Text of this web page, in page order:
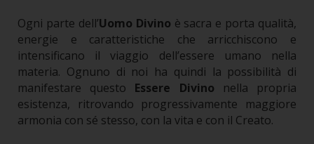
Ogni parte dell’Uomo Divino è sacra e porta qualità,
energie e caratteristiche che arricchiscono e
intensificano il viaggio dell’essere umano nella
materia. Ognuno di noi ha quindi la possibilità di
manifestare questo Essere Divino nella propria
esistenza, ritrovando progressivamente maggiore
armonia con sé stesso, con la vita e con il Creato.